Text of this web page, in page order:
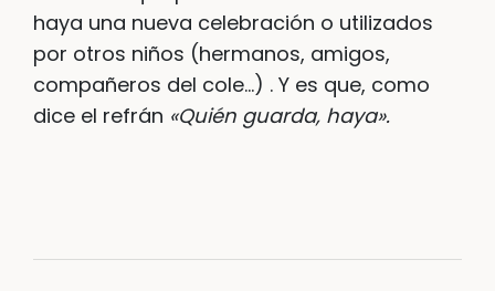
haya una nueva celebración o utilizados
por otros niños (hermanos, amigos,
compañeros del cole…) . Y es que, como
dice el refrán «Quién guarda, haya».